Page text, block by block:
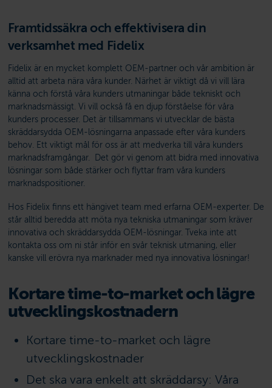
Framtidssäkra och effektivisera din
verksamhet med Fidelix
Fidelix är en mycket komplett OEM-partner och vår ambition är
alltid att arbeta nära våra kunder. Närhet är viktigt då vi vill lära
känna och förstå våra kunders utmaningar både tekniskt och
marknadsmässigt. Vi vill också få en djup förståelse för våra
kunders processer. Det är tillsammans vi utvecklar de bästa
skräddarsydda OEM-lösningarna anpassade efter våra kunders
behov. Ett viktigt mål för oss är att medverka till våra kunders
marknadsframgångar. Det gör vi genom att bidra med innovativa
lösningar som både stärker och flyttar fram våra kunders
marknadspositioner.
Hos Fidelix finns ett hängivet team med erfarna OEM-experter. De
står alltid beredda att möta nya tekniska utmaningar som kräver
innovativa och skräddarsydda OEM-lösningar. Tveka inte att
kontakta oss om ni står inför en svår teknisk utmaning, eller
kanske vill erövra nya marknader med nya innovativa lösningar!
Kortare time-to-market och lägre
utvecklingskostnadern
Kortare time-to-market och lägre
utvecklingskostnader
Det ska vara enkelt att skräddarsy: Våra